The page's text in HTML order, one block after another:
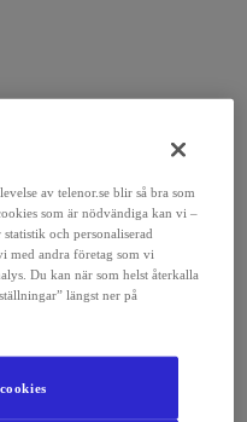
av telenor.se blir så bra som
som är nödvändiga kan vi –
och personaliserad
med andra företag som vi
Du kan när som helst återkalla
längst ner på